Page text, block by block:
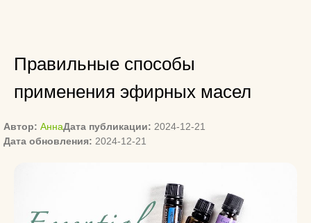
Правильные способы
применения эфирных масел
Автор: АннаДата публикации: 2024-12-21
Дата обновления: 2024-12-21